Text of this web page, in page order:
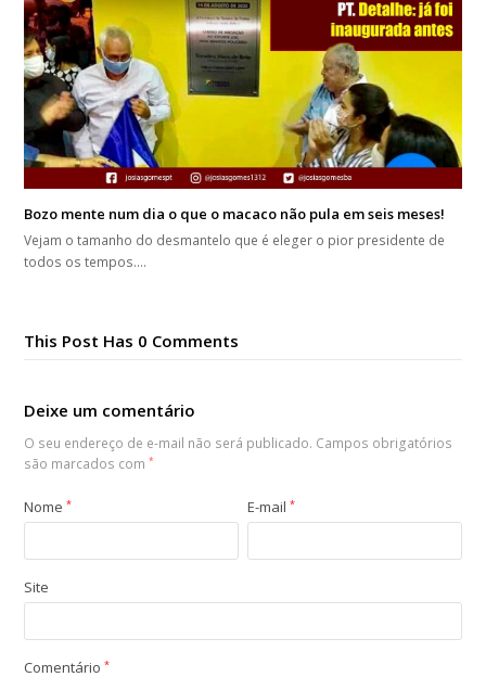
Bozo mente num dia o que o macaco não pula em seis meses!
Vejam o tamanho do desmantelo que é eleger o pior presidente de
todos os tempos.…
This Post Has 0 Comments
Deixe um comentário
O seu endereço de e-mail não será publicado. Campos obrigatórios
são marcados com*
Nome* E-mail*
Site
Comentário*